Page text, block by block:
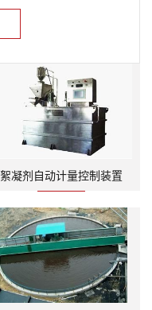
絮凝剂自动计量控制装置